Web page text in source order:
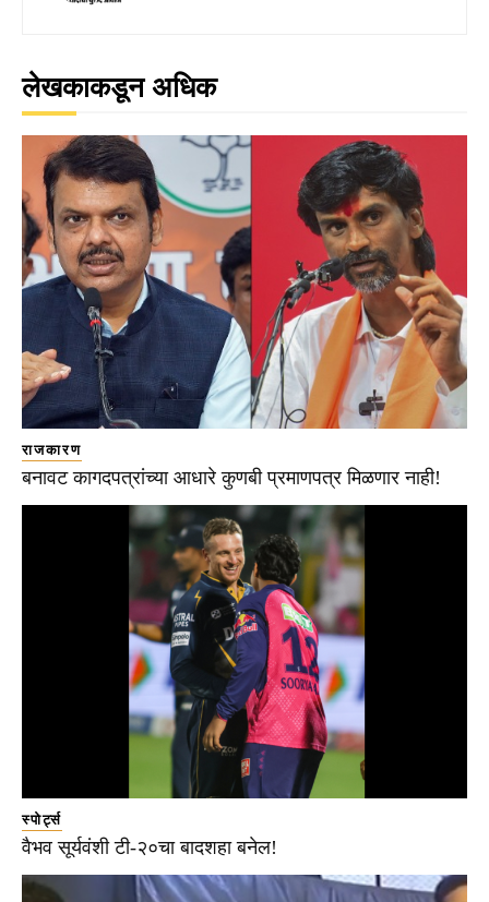
लेखकाकडून अधिक
राजकारण
बनावट कागदपत्रांच्या आधारे कुणबी प्रमाणपत्र मिळणार नाही!
स्पोर्ट्स
वैभव सूर्यवंशी टी-२०चा बादशहा बनेल!